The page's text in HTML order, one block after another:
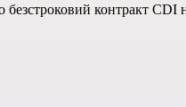
контракт CDI